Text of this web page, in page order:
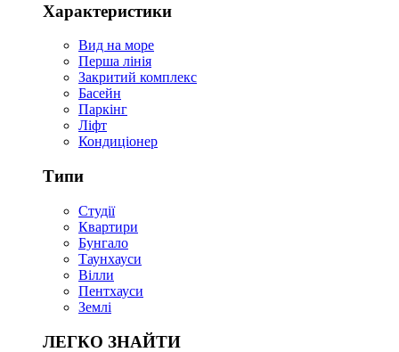
Характеристики
Вид на море
Перша лінія
Закритий комплекс
Басейн
Паркінг
Ліфт
Кондиціонер
Типи
Студії
Квартири
Бунгало
Таунхауси
Вілли
Пентхауси
Землі
ЛЕГКО ЗНАЙТИ